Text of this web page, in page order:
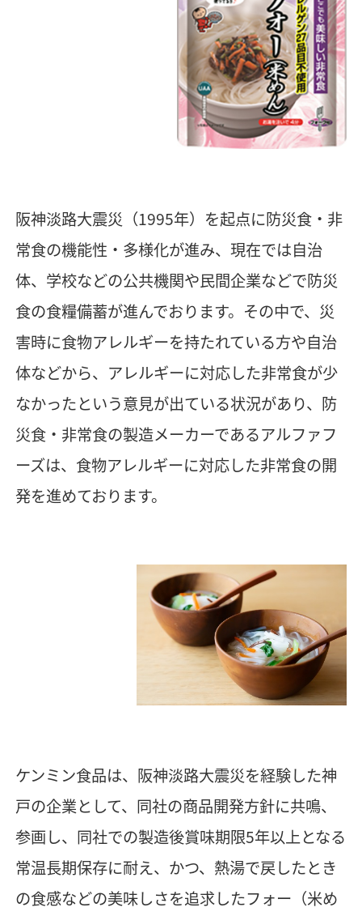
阪神淡路大震災（1995年）を起点に防災食・非
常食の機能性・多様化が進み、現在では自治
体、学校などの公共機関や民間企業などで防災
食の食糧備蓄が進んでおります。その中で、災
害時に食物アレルギーを持たれている方や自治
体などから、アレルギーに対応した非常食が少
なかったという意見が出ている状況があり、防
災食・非常食の製造メーカーであるアルファフ
ーズは、食物アレルギーに対応した非常食の開
発を進めております。
ケンミン食品は、阪神淡路大震災を経験した神
戸の企業として、同社の商品開発方針に共鳴、
参画し、同社での製造後賞味期限5年以上となる
常温長期保存に耐え、かつ、熱湯で戻したとき
の食感などの美味しさを追求したフォー（米め